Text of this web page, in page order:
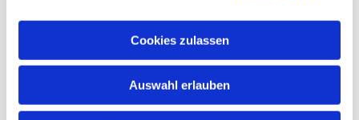
Cookies zulassen
Auswahl erlauben